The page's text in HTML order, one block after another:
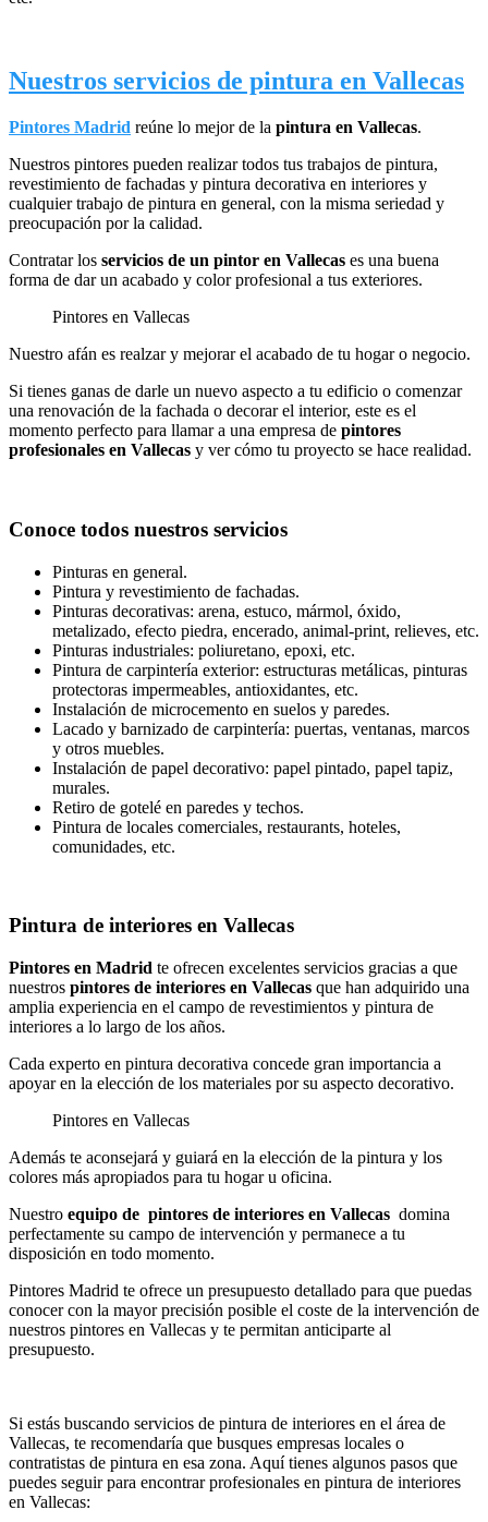
Nuestros servicios de pintura en Vallecas
Pintores Madrid reúne lo mejor de la pintura en Vallecas.
Nuestros pintores pueden realizar todos tus trabajos de pintura,
revestimiento de fachadas y pintura decorativa en interiores y
cualquier trabajo de pintura en general, con la misma seriedad y
preocupación por la calidad.
Contratar los servicios de un pintor en Vallecas es una buena
forma de dar un acabado y color profesional a tus exteriores.
Pintores en Vallecas
Nuestro afán es realzar y mejorar el acabado de tu hogar o negocio.
Si tienes ganas de darle un nuevo aspecto a tu edificio o comenzar
una renovación de la fachada o decorar el interior, este es el
momento perfecto para llamar a una empresa de pintores
profesionales en Vallecas y ver cómo tu proyecto se hace realidad.
Conoce todos nuestros servicios
Pinturas en general.
Pintura y revestimiento de fachadas.
Pinturas decorativas: arena, estuco, mármol, óxido,
metalizado, efecto piedra, encerado, animal-print, relieves, etc.
Pinturas industriales: poliuretano, epoxi, etc.
Pintura de carpintería exterior: estructuras metálicas, pinturas
protectoras impermeables, antioxidantes, etc.
Instalación de microcemento en suelos y paredes.
Lacado y barnizado de carpintería: puertas, ventanas, marcos
y otros muebles.
Instalación de papel decorativo: papel pintado, papel tapiz,
murales.
Retiro de gotelé en paredes y techos.
Pintura de locales comerciales, restaurants, hoteles,
comunidades, etc.
Pintura de interiores en Vallecas
Pintores en Madrid te ofrecen excelentes servicios gracias a que
nuestros pintores de interiores en Vallecas que han adquirido una
amplia experiencia en el campo de revestimientos y pintura de
interiores a lo largo de los años.
Cada experto en pintura decorativa concede gran importancia a
apoyar en la elección de los materiales por su aspecto decorativo.
Pintores en Vallecas
Además te aconsejará y guiará en la elección de la pintura y los
colores más apropiados para tu hogar u oficina.
Nuestro equipo de pintores de interiores en Vallecas domina
perfectamente su campo de intervención y permanece a tu
disposición en todo momento.
Pintores Madrid te ofrece un presupuesto detallado para que puedas
conocer con la mayor precisión posible el coste de la intervención de
nuestros pintores en Vallecas y te permitan anticiparte al
presupuesto.
Si estás buscando servicios de pintura de interiores en el área de
Vallecas, te recomendaría que busques empresas locales o
contratistas de pintura en esa zona. Aquí tienes algunos pasos que
puedes seguir para encontrar profesionales en pintura de interiores
en Vallecas: